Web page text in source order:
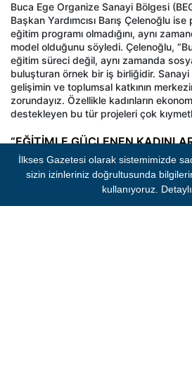
Buca Ege Organize Sanayi Bölgesi
Başkan Yardımcısı Barış Çelenoğlu
eğitim programı olmadığını, aynı
model olduğunu söyledi. Çelenoğlu,
eğitim süreci değil, aynı zamanda
buluşturan örnek bir iş birliğidir.
gelişimin ve toplumsal katkının
zorundayız. Özellikle kadınların
destekleyen bu tür projeleri çok
“EĞİTİMLE GÜÇLENEN
HAZIRLANIYOR”
İzmir Valiliği İl Sosyal Etüt ve Proje
Kocagül, programın ikinci dönemine
İlkses Gazetesi olarak sistemimizde
sizin izinleriniz doğrultusunda
kullanıyoruz.